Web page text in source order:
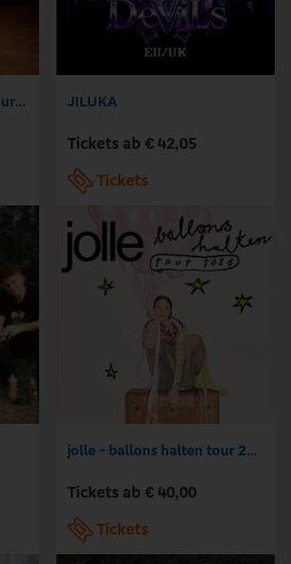
Wes Nelson - Germany Tour 2026 JILUKA
Tickets ab € 42,05
Tickets
jolle - ballons halten tour 2026
Tickets ab € 40,00
Tickets